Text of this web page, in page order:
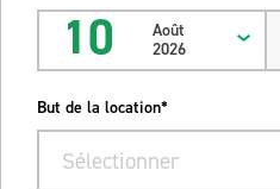
10
Août
2026
But de la location*
Sélectionner